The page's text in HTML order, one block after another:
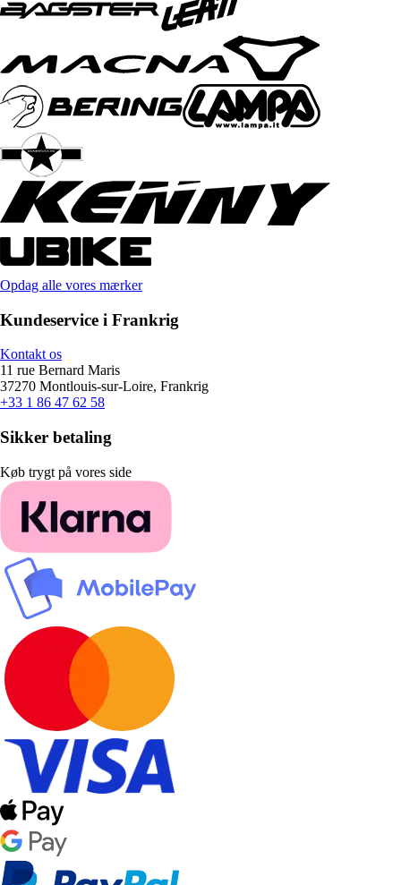
Opdag alle vores mærker
Kundeservice i Frankrig
Kontakt os
11 rue Bernard Maris
37270 Montlouis-sur-Loire, Frankrig
+33 1 86 47 62 58
Sikker betaling
Køb trygt på vores side